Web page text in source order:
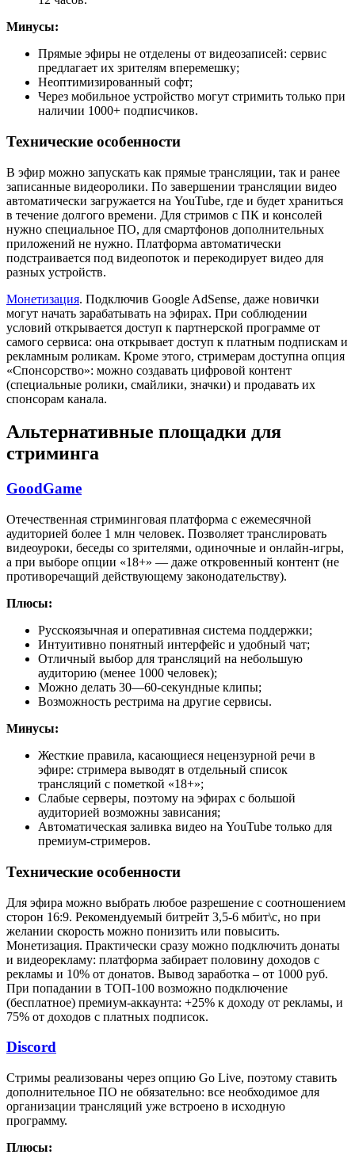
Минусы:
Прямые эфиры не отделены от видеозаписей: сервис
предлагает их зрителям вперемешку;
Неоптимизированный софт;
Через мобильное устройство могут стримить только при
наличии 1000+ подписчиков.
Технические особенности
В эфир можно запускать как прямые трансляции, так и ранее
записанные видеоролики. По завершении трансляции видео
автоматически загружается на YouTube, где и будет храниться
в течение долгого времени. Для стримов с ПК и консолей
нужно специальное ПО, для смартфонов дополнительных
приложений не нужно. Платформа автоматически
подстраивается под видеопоток и перекодирует видео для
разных устройств.
Монетизация. Подключив Google AdSense, даже новички
могут начать зарабатывать на эфирах. При соблюдении
условий открывается доступ к партнерской программе от
самого сервиса: она открывает доступ к платным подпискам и
рекламным роликам. Кроме этого, стримерам доступна опция
«Спонсорство»: можно создавать цифровой контент
(специальные ролики, смайлики, значки) и продавать их
спонсорам канала.
Альтернативные площадки для
стриминга
GoodGame
Отечественная стриминговая платформа с ежемесячной
аудиторией более 1 млн человек. Позволяет транслировать
видеоуроки, беседы со зрителями, одиночные и онлайн-игры,
а при выборе опции «18+» — даже откровенный контент (не
противоречащий действующему законодательству).
Плюсы:
Русскоязычная и оперативная система поддержки;
Интуитивно понятный интерфейс и удобный чат;
Отличный выбор для трансляций на небольшую
аудиторию (менее 1000 человек);
Можно делать 30—60-секундные клипы;
Возможность рестрима на другие сервисы.
Минусы:
Жесткие правила, касающиеся нецензурной речи в
эфире: стримера выводят в отдельный список
трансляций с пометкой «18+»;
Слабые серверы, поэтому на эфирах с большой
аудиторией возможны зависания;
Автоматическая заливка видео на YouTube только для
премиум-стримеров.
Технические особенности
Для эфира можно выбрать любое разрешение с соотношением
сторон 16:9. Рекомендуемый битрейт 3,5-6 мбит\с, но при
желании скорость можно понизить или повысить.
Монетизация. Практически сразу можно подключить донаты
и видеорекламу: платформа забирает половину доходов с
рекламы и 10% от донатов. Вывод заработка – от 1000 руб.
При попадании в ТОП-100 возможно подключение
(бесплатное) премиум-аккаунта: +25% к доходу от рекламы, и
75% от доходов с платных подписок.
Discord
Стримы реализованы через опцию Go Live, поэтому ставить
дополнительное ПО не обязательно: все необходимое для
организации трансляций уже встроено в исходную
программу.
Плюсы: